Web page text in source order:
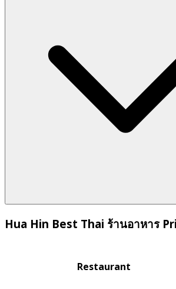
Hua Hin Best Thai ร้านอาหาร
Restaurant